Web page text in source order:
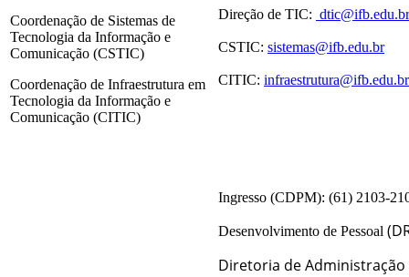
Coordenação de Sistemas de
Tecnologia da Informação e
Comunicação (CSTIC)
Coordenação de Infraestrutura em
Tecnologia da Informação e
Comunicação (CITIC)
Direção de TIC: dtic@ifb.edu.br
CSTIC: sistemas@ifb.edu.br
CITIC: infraestrutura@ifb.edu.br
Ingresso (CDPM): (61) 2103-
Desenvolvimento de Pessoal
Diretoria de Administração